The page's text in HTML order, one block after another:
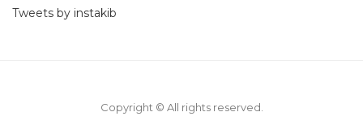
Tweets by instakib
Copyright © All rights reserved.